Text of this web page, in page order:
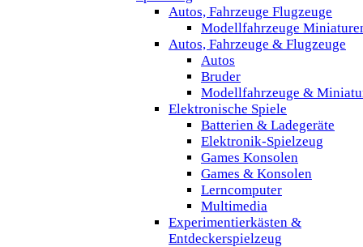
Autos, Fahrzeuge Flugzeuge
Modellfahrzeuge
Autos, Fahrzeuge & Flugzeuge
Autos
Bruder
Modellfahrzeuge &
Elektronische Spiele
Batterien & Ladegeräte
Elektronik-Spielzeug
Games Konsolen
Games & Konsolen
Lerncomputer
Multimedia
Experimentierkästen &
Entdeckerspielzeug